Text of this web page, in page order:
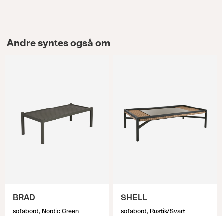
Andre syntes også om
BRAD
sofabord, Nordic Green
SHELL
sofabord, Rustik/Svart